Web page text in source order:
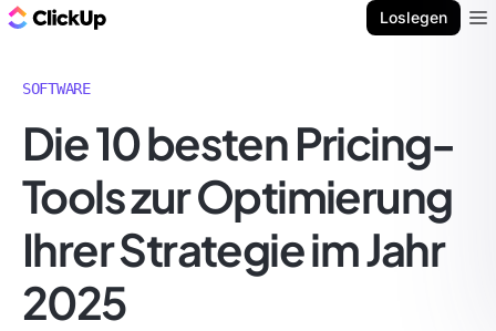
Loslegen
SOFTWARE
Die 10 besten Pricing-
Tools zur Optimierung
Ihrer Strategie im Jahr
2025